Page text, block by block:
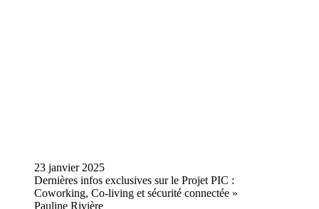
23 janvier 2025
Dernières infos exclusives sur le Projet PIC :
Coworking, Co-living et sécurité connectée »
Pauline Rivière